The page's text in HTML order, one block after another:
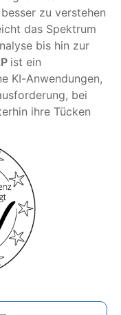
zu verstehen
das Spektrum
bis hin zur
ist ein
KI-Anwendungen,
bei
ihre Tücken